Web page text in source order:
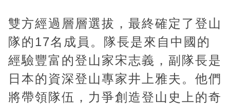
雙方經過層層選拔，最終確定了登山
隊的17名成員。隊長是來自中國的
經驗豐富的登山家宋志義，副隊長是
日本的資深登山專家井上雅夫。他們
將帶領隊伍，力爭創造登山史上的奇